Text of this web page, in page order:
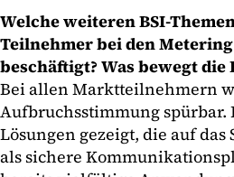
Welche weiteren BSI-
Teilnehmer bei den
beschäftigt? Was bewegt die
Bei allen Marktteilnehmern
Aufbruchsstimmung spürbar.
Lösungen gezeigt, die auf
als sichere